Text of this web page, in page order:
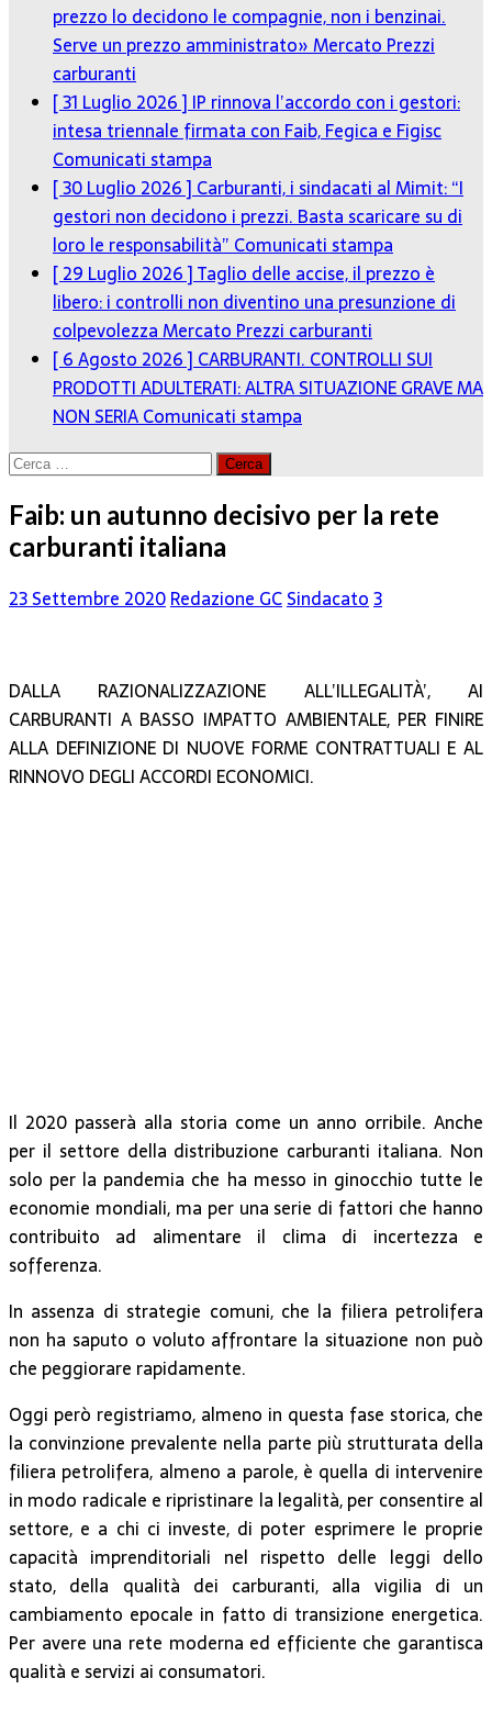
prezzo lo decidono le compagnie, non i benzinai.
Serve un prezzo amministrato»Mercato Prezzi
carburanti
[ 31 Luglio 2026 ]IP rinnova l’accordo con i gestori:
intesa triennale firmata con Faib, Fegica e Figisc
Comunicati stampa
[ 30 Luglio 2026 ]Carburanti, i sindacati al Mimit: “I
gestori non decidono i prezzi. Basta scaricare su di
loro le responsabilità”Comunicati stampa
[ 29 Luglio 2026 ]Taglio delle accise, il prezzo è
libero: i controlli non diventino una presunzione di
colpevolezzaMercato Prezzi carburanti
[ 6 Agosto 2026 ]CARBURANTI. CONTROLLI SUI
PRODOTTI ADULTERATI: ALTRA SITUAZIONE GRAVE MA
NON SERIAComunicati stampa
Ricerca
Faib: un autunno decisivo per la rete
carburanti italiana
23 Settembre 2020Redazione GCSindacato3
DALLA RAZIONALIZZAZIONE ALL’ILLEGALITÀ’, AI
CARBURANTI A BASSO IMPATTO AMBIENTALE, PER FINIRE
ALLA DEFINIZIONE DI NUOVE FORME CONTRATTUALI E AL
RINNOVO DEGLI ACCORDI ECONOMICI.
Il 2020 passerà alla storia come un anno orribile. Anche
per il settore della distribuzione carburanti italiana. Non
solo per la pandemia che ha messo in ginocchio tutte le
economie mondiali, ma per una serie di fattori che hanno
contribuito ad alimentare il clima di incertezza e
sofferenza.
In assenza di strategie comuni, che la filiera petrolifera
non ha saputo o voluto affrontare la situazione non può
che peggiorare rapidamente.
Oggi però registriamo, almeno in questa fase storica, che
la convinzione prevalente nella parte più strutturata della
filiera petrolifera, almeno a parole, è quella di intervenire
in modo radicale e ripristinare la legalità, per consentire al
settore, e a chi ci investe, di poter esprimere le proprie
capacità imprenditoriali nel rispetto delle leggi dello
stato, della qualità dei carburanti, alla vigilia di un
cambiamento epocale in fatto di transizione energetica.
Per avere una rete moderna ed efficiente che garantisca
qualità e servizi ai consumatori.